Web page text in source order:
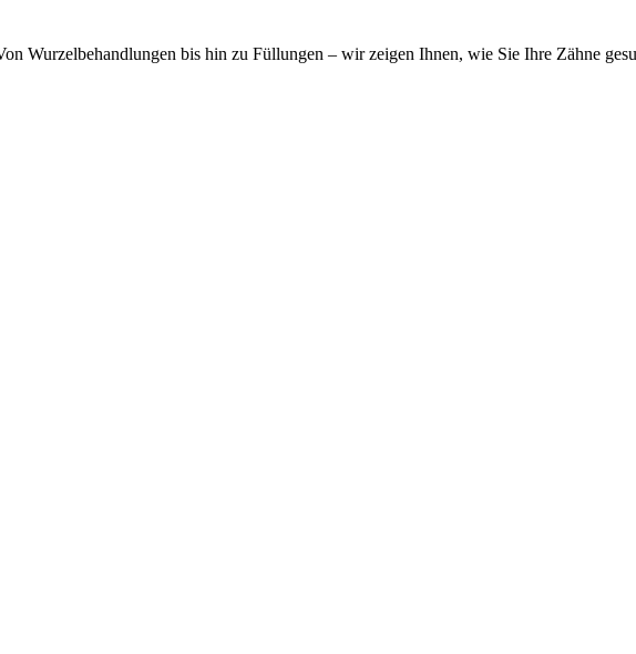
Wurzelbehandlungen bis hin zu Füllungen – wir zeigen Ihnen, wie Sie Ihre Zähne